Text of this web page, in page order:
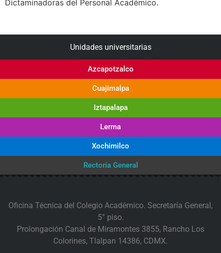
Dictaminadoras del Personal Académico.
Unidades universitarias
Azcapotzalco
Cuajimalpa
Iztapalapa
Lerma
Xochimilco
Rectoría General
Oficina Técnica del Colegio Académico. Secretaría General,
5° piso.
Prolongación Canal de Miramontes 3855, Rancho Los
Colorines, Tlalpan 14386, CDMX.